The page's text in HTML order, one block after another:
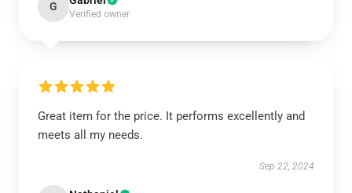
G
Verified owner
Great item for the price. It performs excellently and
meets all my needs.
Sep 22, 2024